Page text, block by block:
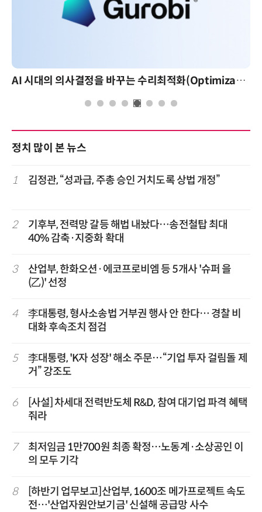
AI 시대의 의사결정을 바꾸는 수리최적화(Optimization): 실제 산업 적용 사례와 활용 전략
정치 많이 본 뉴스
1 김정관, “성과급, 주총 승인 거치도록 상법 개정”
2
기후부, 전력망 갈등 해법 내놨다…송전철탑 최대
40% 감축·지중화 확대
3
산업부, 한화오션·에코프로비엠 등 5개사 '슈퍼 을
(乙)' 선정
4
李대통령, 형사소송법 거부권 행사 안 한다… 경찰 비
대화 후속조치 점검
5
李대통령, 'K자 성장' 해소 주문…“기업 투자 걸림돌 제
거” 강조도
6
[사설] 차세대 전력반도체 R&D, 참여 대기업 파격 혜택
줘라
7
최저임금 1만700원 최종 확정…노동계·소상공인 이
의 모두 기각
8
[하반기 업무보고]산업부, 1600조 메가프로젝트 속도
전…'산업자원안보기금' 신설해 공급망 사수